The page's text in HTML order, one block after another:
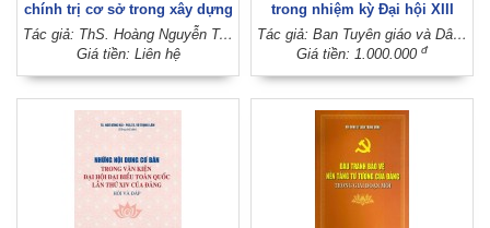
chính trị cơ sở trong xây dựng
nông thôn mới bền vững ở
tỉnh Gia Lai (Sách chuyên
Tác giả: ThS. Hoàng Nguyễn Trí Dương - ThS. Phạm Thị Nhâm Anh - ThS. Trịnh Thị Thu Hiền (Đồng chủ biên)
Giá tiền: Liên hệ
trong nhiệm kỳ Đại hội XIII
của Đảng: Bước chuyển từ tư
duy lý luận đến hành động
Tác giả: Ban Tuyên giáo và Dân vận Trung ương
Giá tiền: 1.000.000 đ